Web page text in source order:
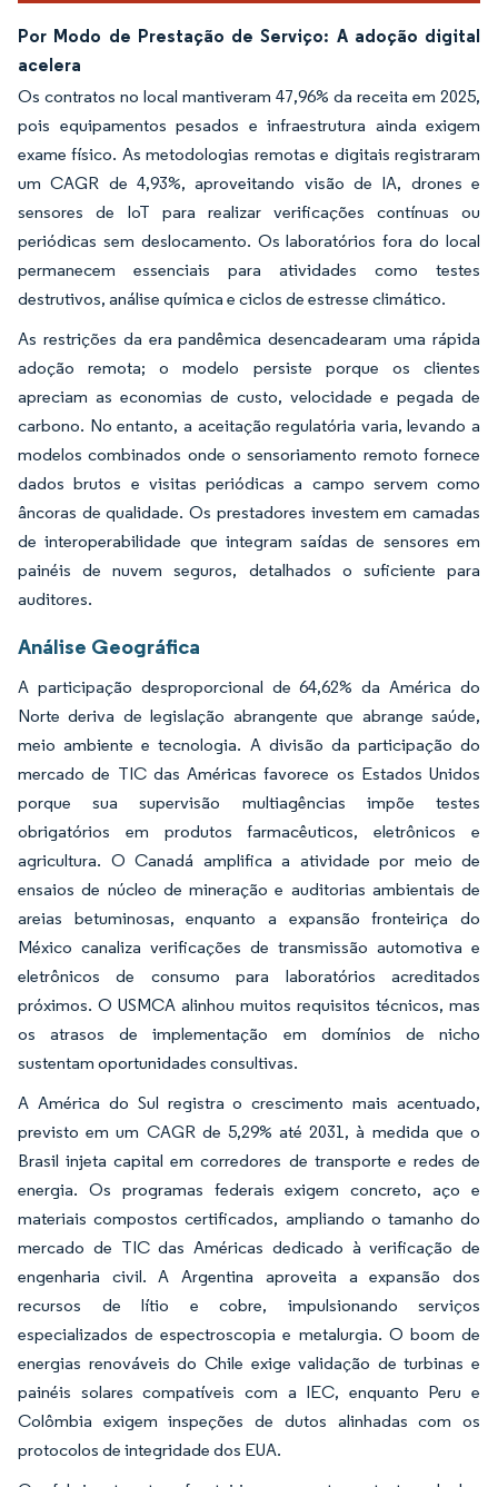
Por Modo de Prestação de Serviço: A adoção digital
acelera
Os contratos no local mantiveram 47,96% da receita em 2025,
pois equipamentos pesados e infraestrutura ainda exigem
exame físico. As metodologias remotas e digitais registraram
um CAGR de 4,93%, aproveitando visão de IA, drones e
sensores de IoT para realizar verificações contínuas ou
periódicas sem deslocamento. Os laboratórios fora do local
permanecem essenciais para atividades como testes
destrutivos, análise química e ciclos de estresse climático.
As restrições da era pandêmica desencadearam uma rápida
adoção remota; o modelo persiste porque os clientes
apreciam as economias de custo, velocidade e pegada de
carbono. No entanto, a aceitação regulatória varia, levando a
modelos combinados onde o sensoriamento remoto fornece
dados brutos e visitas periódicas a campo servem como
âncoras de qualidade. Os prestadores investem em camadas
de interoperabilidade que integram saídas de sensores em
painéis de nuvem seguros, detalhados o suficiente para
auditores.
Análise Geográfica
A participação desproporcional de 64,62% da América do
Norte deriva de legislação abrangente que abrange saúde,
meio ambiente e tecnologia. A divisão da participação do
mercado de TIC das Américas favorece os Estados Unidos
porque sua supervisão multiagências impõe testes
obrigatórios em produtos farmacêuticos, eletrônicos e
agricultura. O Canadá amplifica a atividade por meio de
ensaios de núcleo de mineração e auditorias ambientais de
areias betuminosas, enquanto a expansão fronteiriça do
México canaliza verificações de transmissão automotiva e
eletrônicos de consumo para laboratórios acreditados
próximos. O USMCA alinhou muitos requisitos técnicos, mas
os atrasos de implementação em domínios de nicho
sustentam oportunidades consultivas.
A América do Sul registra o crescimento mais acentuado,
previsto em um CAGR de 5,29% até 2031, à medida que o
Brasil injeta capital em corredores de transporte e redes de
energia. Os programas federais exigem concreto, aço e
materiais compostos certificados, ampliando o tamanho do
mercado de TIC das Américas dedicado à verificação de
engenharia civil. A Argentina aproveita a expansão dos
recursos de lítio e cobre, impulsionando serviços
especializados de espectroscopia e metalurgia. O boom de
energias renováveis do Chile exige validação de turbinas e
painéis solares compatíveis com a IEC, enquanto Peru e
Colômbia exigem inspeções de dutos alinhadas com os
protocolos de integridade dos EUA.